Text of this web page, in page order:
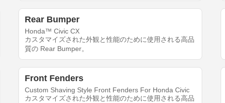
Rear Bumper
Honda™ Civic CX
カスタマイズされた外観と性能のために使用される高品
質の Rear Bumper。
Front Fenders
Custom Shaving Style Front Fenders For Honda Civic
カスタマイズされた外観と性能のために使用される高品